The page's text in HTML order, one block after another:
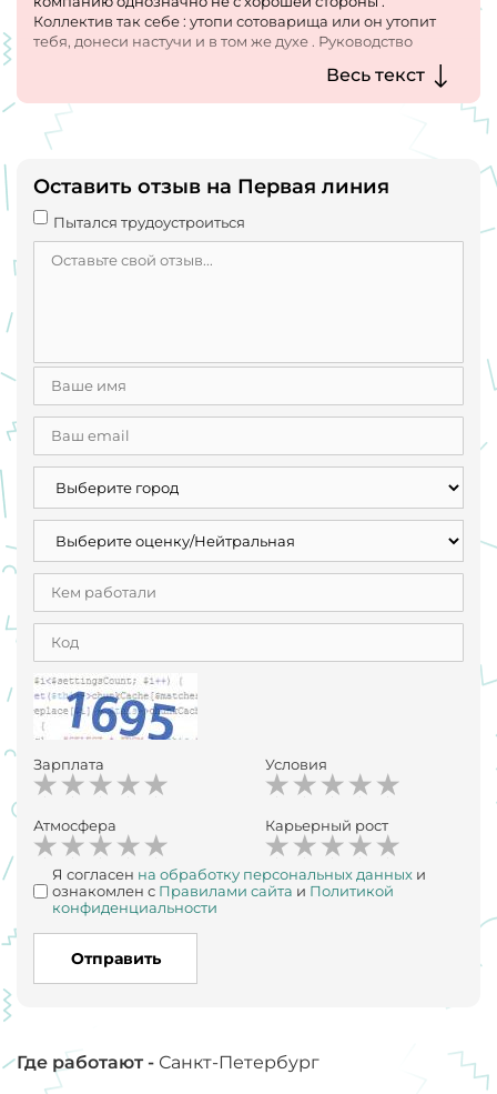
Коллектив так себе : утопи сотоварища или он утопит
тебя, донеси настучи и в том же духе . Руководство
относится к персоналу как быдлу , з. П. На****во. Короче
хотите нервно пить успокоительные каждый день и
ходить на работу как на каторгу вам сюда .
Весь текст
Оставить отзыв на Первая линия
Пытался трудоустроиться
Зарплата Условия
Атмосфера Карьерный рост
Я согласен на обработку персональных данных и
ознакомлен с Правилами сайта и Политикой
конфиденциальности
Отправить
Где работают - Санкт-Петербург